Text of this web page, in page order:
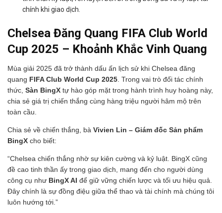
chính khi giao dịch.
Chelsea Đăng Quang FIFA Club World
Cup 2025 – Khoảnh Khắc Vinh Quang
Mùa giải 2025 đã trở thành dấu ấn lịch sử khi Chelsea đăng
quang FIFA Club World Cup 2025. Trong vai trò đối tác chính
thức, Sàn BingX tự hào góp mặt trong hành trình huy hoàng này,
chia sẻ giá trị chiến thắng cùng hàng triệu người hâm mộ trên
toàn cầu.
Chia sẻ về chiến thắng, bà Vivien Lin – Giám đốc Sản phẩm
BingX cho biết:
“Chelsea chiến thắng nhờ sự kiên cường và kỷ luật. BingX cũng
đề cao tinh thần ấy trong giao dịch, mang đến cho người dùng
công cụ như BingX AI để giữ vững chiến lược và tối ưu hiệu quả.
Đây chính là sự đồng điệu giữa thể thao và tài chính mà chúng tôi
luôn hướng tới.”